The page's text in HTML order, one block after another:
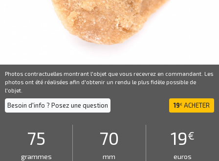
Photos contractuelles montrant l'objet que vous recevrez en commandant. Les
photos ont été réalisées afin d'obtenir un rendu le plus fidèle possible de
l'objet.
Besoin d'info ? Posez une question 19€ ACHETER
75
grammes
70
mm
19€
euros